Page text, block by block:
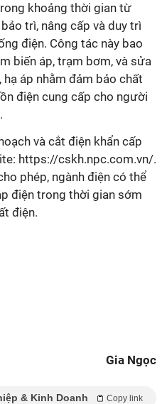
khoảng thời gian từ
trì, nâng cấp và duy trì
điện. Công tác này bao
biến áp, trạm bơm, và sửa
áp nhằm đảm bảo chất
điện cung cấp cho người
và cắt điện khẩn cấp
https://cskh.npc.com.vn/.
phép, ngành điện có thể
điện trong thời gian sớm
điện.
Gia Ngọc
& Kinh Doanh Copy link